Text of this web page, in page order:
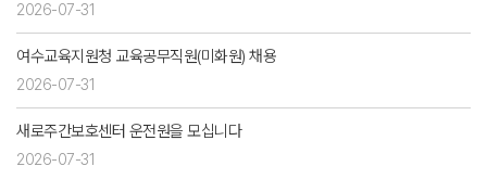
2026-07-31
여수교육지원청 교육공무직원(미화원) 채용
2026-07-31
새로주간보호센터 운전원을 모십니다
2026-07-31